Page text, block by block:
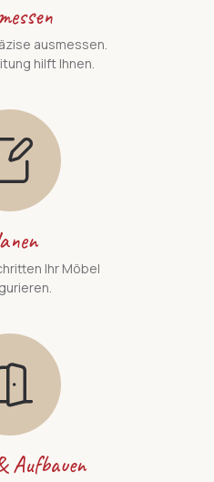
ausmessen.
hilft Ihnen.
Ihr Möbel
Aufbauen